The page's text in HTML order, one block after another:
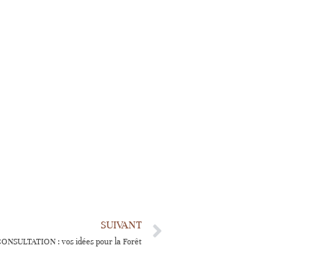
SUIVANT
: vos idées pour la Forêt